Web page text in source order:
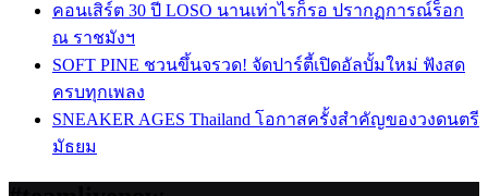
คอนเสิร์ต 30 ปี LOSO นานเท่าไรก็รอ ปรากฏการณ์ร็อก
ณ ราชมังฯ
SOFT PINE ชวนขึ้นจรวด! จัดปาร์ตี้เปิดอัลบั้มใหม่ ฟังสด
ครบทุกเพลง
SNEAKER AGES Thailand โอกาสครั้งสำคัญของวงดนตรี
มัธยม